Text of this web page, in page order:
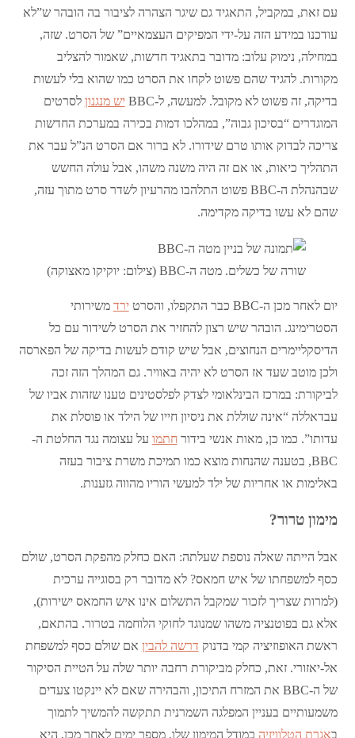
עם זאת, במקביל, התאגיד גם שיגר הצהרה לציבור בה הובהר ש”לא
עודכנו במידע הזה על-ידי המפיקים העצמאיים” של הסרט. שזה,
במחילה, נימוק עלוב: מדובר בתאגיד חדשות, שאמור להצליב
מקורות. להגיד שהם פשוט לקחו את הסרט כמו שהוא בלי לעשות
בדיקה, זה פשוט לא מקובל. למעשה, ל-BBC
יש מנגנון לסרטים
המוגדרים “בסיכון גבוה”, במהלכו דמות בכירה במערכת החדשות
צריכה לבדוק אותו טרם שידורו. לא ברור אם הסרט הנ”ל עבר את
התהליך כיאות, או אם זה היה משנה משהו, אבל עולה החשש
שבהנהלת ה-BBC פשוט התלהבו מהרעיון לשדר סרט מתוך עזה,
שהם לא עשו בדיקה מקדימה.
שורה של כשלים. מטה ה-BBC (צילום: יוקיקו מאצוקה)
יום לאחר מכן ה-BBC כבר התקפלו, והסרט ירד משירותי
הסטרימינג. הובהר שיש רצון להחזיר את הסרט לשידור עם כל
הדיסקליימרים הנחוצים, אבל שיש קודם לעשות בדיקה של הפארסה
ולכן מוטב שעד אז הסרט לא יהיה באוויר. גם המהלך הזה זכה
לביקורת: במרכז הבינלאומי לצדק לפלסטינים טענו שזהות אביו של
עבדאללה “אינה שוללת את ניסיון חייו של הילד או פוסלת את
עדותו”. כמו כן, מאות אנשי בידורחתמו על עצומה נגד החלטת ה-
BBC, בטענה שהנחות מוצא כמו תמיכת משרת ציבור בעזה
באלימות או אחריות של ילד למעשי הוריו מהווה גזענות.
מימון טרור?
אבל הייתה שאלה נוספת שעלתה: האם כחלק מהפקת הסרט, שולם
כסף למשפחתו של איש חמאס? לא מדובר רק בסוגייה ערכית
(למרות שצריך לזכור שמקבל התשלום אינו איש החמאס ישירות),
אלא גם בפוטנציה משהו שמנוגד לחוקי הלוחמה בטרור. בהתאם,
ראשת האופוזיציה קמי בדנוק דרשה להבין אם שולם כסף למשפחת
אל-יאזורי. זאת, כחלק מביקורת רחבה יותר שלה על הטיית הסיקור
של ה-BBC את המזרח התיכון, והבהירה שאם לא יינקטו צעדים
משמעותיים בעניין המפלגה השמרנית תתקשה להמשיך לתמוך
באגרת הטלוויזיה כמודל המימון שלו. מספר ימים לאחר מכן, היא